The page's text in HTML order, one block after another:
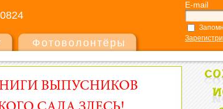
E-mail
Фотоволонтёры